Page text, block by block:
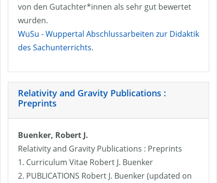
von den Gutachter*innen als sehr gut bewertet
wurden.
WuSu - Wuppertal Abschlussarbeiten zur Didaktik
des Sachunterrichts.
Relativity and Gravity Publications :
Preprints
Buenker, Robert J.
Relativity and Gravity Publications : Preprints
1. Curriculum Vitae Robert J. Buenker
2. PUBLICATIONS Robert J. Buenker (updated on